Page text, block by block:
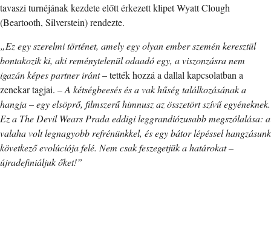
tavaszi turnéjának kezdete előtt érkezett klipet Wyatt Clough
(Beartooth, Silverstein) rendezte.
„Ez egy szerelmi történet, amely egy olyan ember szemén keresztül
bontakozik ki, aki reménytelenül odaadó egy, a viszonzásra nem
igazán képes partner iránt– tették hozzá a dallal kapcsolatban a
zenekar tagjai. –A kétségbeesés és a vak hűség találkozásának a
hangja – egy elsöprő, filmszerű himnusz az összetört szívű egyéneknek.
Ez a The Devil Wears Prada eddigi leggrandiózusabb megszólalása: a
valaha volt legnagyobb refrénünkkel, és egy bátor lépéssel hangzásunk
következő evolúciója felé. Nem csak feszegetjük a határokat –
újradefiniáljuk őket!”